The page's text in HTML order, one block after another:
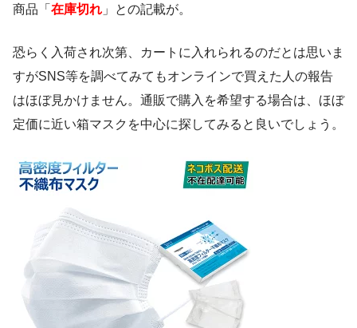
商品「 在庫切れ 」との記載が。
恐らく入荷され次第、カートに入れられるのだとは思いま
すがSNS等を調べてみてもオンラインで買えた人の報告
はほぼ見かけません。通販で購入を希望する場合は、ほぼ
定価に近い箱マスクを中心に探してみると良いでしょう。